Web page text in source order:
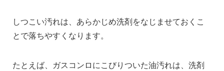
しつこい汚れは、あらかじめ洗剤をなじませておくこ
とで落ちやすくなります。
たとえば、ガスコンロにこびりついた油汚れは、洗剤